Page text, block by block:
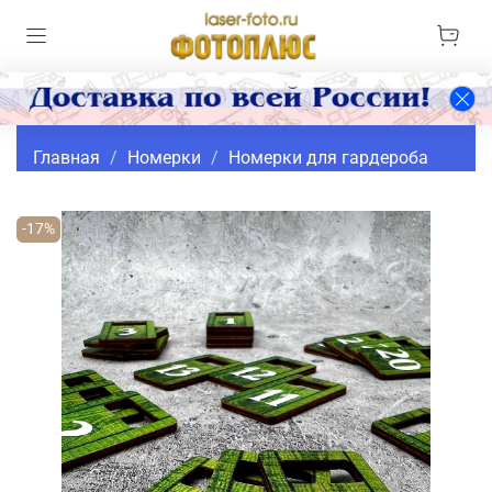
Главная Номерки Номерки для гардероба
-17%